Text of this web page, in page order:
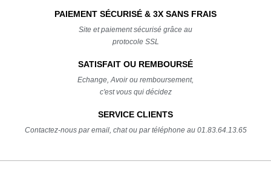
PAIEMENT SÉCURISÉ & 3X SANS FRAIS
Site et paiement sécurisé grâce au
protocole SSL
SATISFAIT OU REMBOURSÉ
Echange, Avoir ou remboursement,
c'est vous qui décidez
SERVICE CLIENTS
Contactez-nous par email, chat ou par téléphone au 01.83.64.13.65